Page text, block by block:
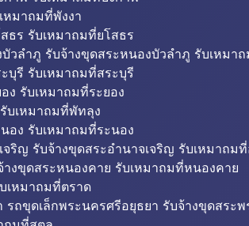
หมาถมที่พังงา
ธร รับเหมาถมที่ยโสธร
วลำภู รับจ้างขุดสระหนองบัวลำภู รับเหมา
บุรี รับเหมาถมที่สระบุรี
ง รับเหมาถมที่ระยอง
บเหมาถมที่พัทลุง
อง รับเหมาถมที่ระนอง
ริญ รับจ้างขุดสระอำนาจเจริญ รับเหมาถม
งขุดสระหนองคาย รับเหมาถมที่หนองคาย
เหมาถมที่ตราด
ถขุดเล็กพระนครศรีอยุธยา รับจ้างขุดสระ